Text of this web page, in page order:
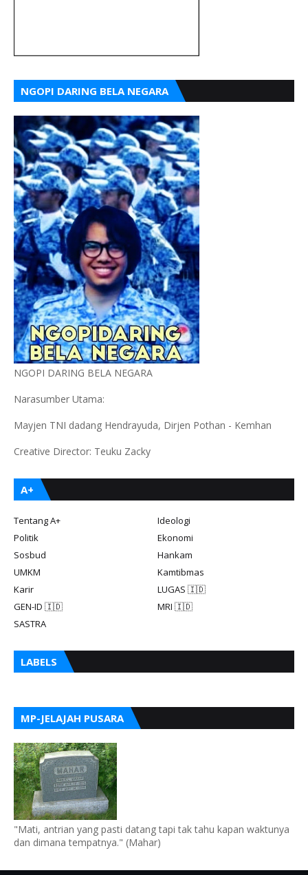
NGOPI DARING BELA NEGARA
NGOPI DARING BELA NEGARA
Narasumber Utama:
Mayjen TNI dadang Hendrayuda, Dirjen Pothan - Kemhan
Creative Director: Teuku Zacky
A+
Tentang A+
Ideologi
Politik
Ekonomi
Sosbud
Hankam
UMKM
Kamtibmas
Karir
LUGAS 🇮🇩
GEN-ID 🇮🇩
MRI 🇮🇩
SASTRA
LABELS
MP-JELAJAH PUSARA
"Mati, antrian yang pasti datang tapi tak tahu kapan waktunya
dan dimana tempatnya." (Mahar)